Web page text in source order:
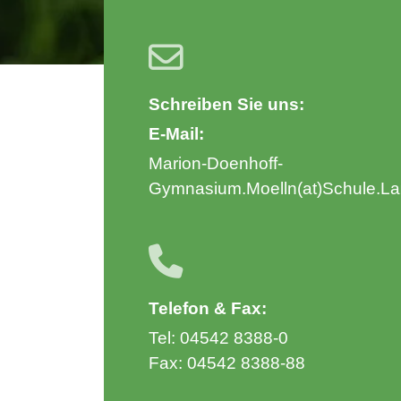
Schreiben Sie uns:
E-Mail:
Marion-Doenhoff-
Telefon & Fax:
Tel: 04542 8388-0
Fax: 04542 8388-88